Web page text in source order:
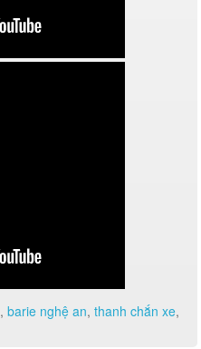
, barie nghệ an, thanh chắn xe,